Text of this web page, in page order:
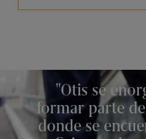
Otis se
formar parte
donde se